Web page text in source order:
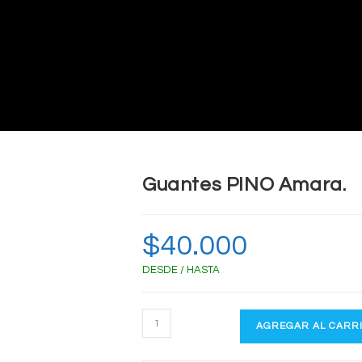
Guantes PINO Amara.
$40.000
DESDE / HASTA
Guantes
PINO
AGREGAR AL